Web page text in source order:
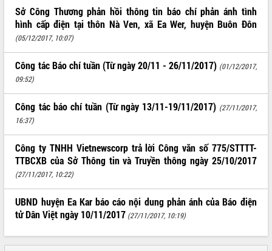
LÃNH ĐẠO UBND TỈNH
TIN TỨC SỰ KIỆN
SỞ, BAN, NGÀNH
UBND CÁC XÃ, PHƯỜNG
THÔNG TIN CHỈ ĐẠO ĐIỀU HÀNH
VĂN BẢN HĐND TỈNH
ĐIỂM TIN VĂN BẢN
QUY HOẠCH - KẾ HOẠCH
Sở Công Thương phản hồi thông tin báo chí phản ánh tình
hình cấp điện tại thôn Nà Ven, xã Ea Wer, huyện Buôn Đôn
(05/12/2017, 10:07)
Công tác Báo chí tuần (Từ ngày 20/11 - 26/11/2017) (01/12/2017,
09:52)
Công tác báo chí tuần (Từ ngày 13/11-19/11/2017) (27/11/2017,
16:37)
Công ty TNHH Vietnewscorp trả lời Công văn số 775/STTTT-
TTBCXB của Sở Thông tin và Truyền thông ngày 25/10/2017
(27/11/2017, 10:22)
UBND huyện Ea Kar báo cáo nội dung phản ánh của Báo điện
tử Dân Việt ngày 10/11/2017 (27/11/2017, 10:19)